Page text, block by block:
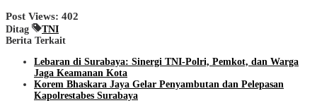
Post Views: 402
Ditag
TNI
Berita Terkait
Lebaran di Surabaya: Sinergi TNI-Polri, Pemkot, dan Warga
Jaga Keamanan Kota
Korem Bhaskara Jaya Gelar Penyambutan dan Pelepasan
Kapolrestabes Surabaya